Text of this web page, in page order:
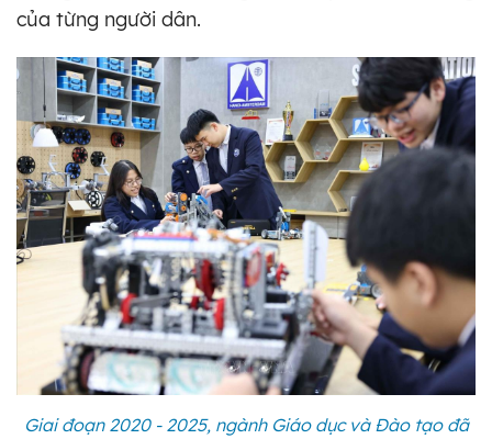
của từng người dân.
Giai đoạn 2020 - 2025, ngành Giáo dục và Đào tạo đã